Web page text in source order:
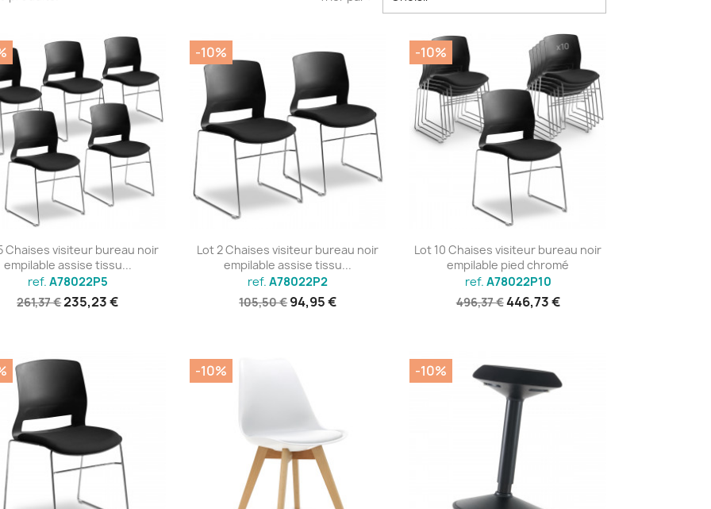
Aperçu rapide
Chaises visiteur bureau noir
empilable assise tissu...
ref. A78022P5
261,37 €235,23 €
Aperçu rapide
Lot 2 Chaises visiteur bureau noir
empilable assise tissu...
ref.A78022P2
105,50 €94,95 €
-10%
Aperçu rapide
Lot 10 Chaises visiteur bureau noir
empilable pied chromé
ref. A78022P10
496,37 €446,73 €
-10%
-10% -10%